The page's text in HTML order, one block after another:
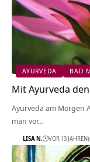
AYURVEDA BAD
Mit Ayurveda
Ayurveda am Morgen
man vor…
LISA N. VOR 13 JAHREN